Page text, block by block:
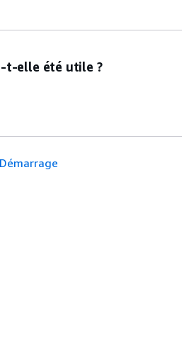
t-elle été utile ?
Démarrage